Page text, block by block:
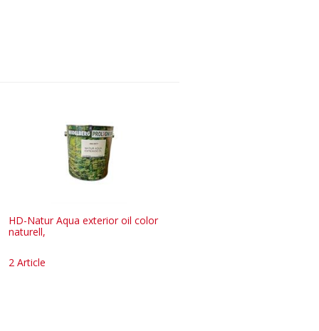
HD-Natur Aqua exterior oil color
naturell,
2 Article